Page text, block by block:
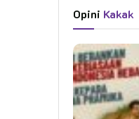
Opini Kakak